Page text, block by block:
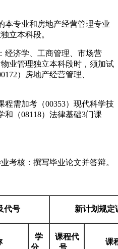
专业和房地产经营管理专业
立本科段。
济学、工商管理、市场营
业管理独立本科段时，须加试
）房地产经营管理、
需加考（00353）现代科学技
和（08118）法律基础3门课
核：撰写毕业论文并答辩。
代号 新计划规
学
分
课程代
号
课